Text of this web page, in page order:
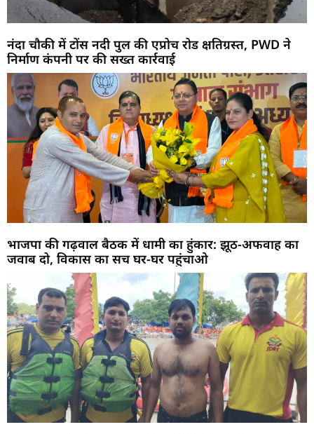
नंदा चौकी में टोंस नदी पुल की एप्रोच रोड क्षतिग्रस्त, PWD ने
निर्माण कंपनी पर की सख्त कार्रवाई
भाजपा की गढ़वाल बैठक में धामी का हुंकार: झूठ-अफवाह का
जवाब दो, विकास का सच घर-घर पहुंचाओ